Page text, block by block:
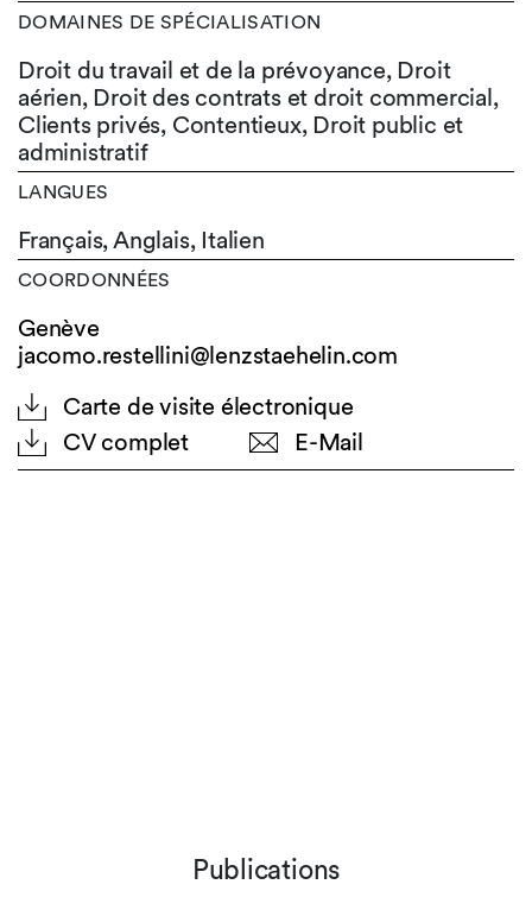
DOMAINES DE SPÉCIALISATION
Droit du travail et de la prévoyance, Droit
aérien, Droit des contrats et droit commercial,
Clients privés, Contentieux, Droit public et
administratif
LANGUES
Français,Anglais, Italien
COORDONNÉES
Genève
jacomo.restellini@lenzstaehelin.com
Carte de visite électronique
CV complet
E-Mail
Publications